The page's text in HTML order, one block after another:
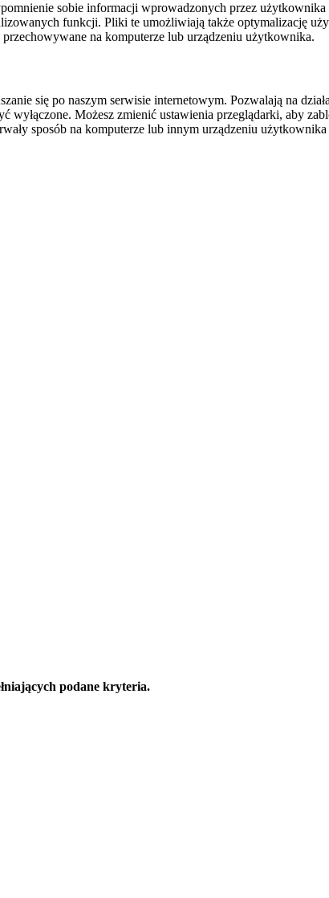
sobie informacji wprowadzonych przez
funkcji. Pliki te umożliwiają także optymalizację
na komputerze lub urządzeniu użytkownika.
się po naszym serwisie internetowym. Pozwalają na
wyłączone. Możesz zmienić ustawienia przeglądarki, aby
sposób na komputerze lub innym urządzeniu
podane kryteria.